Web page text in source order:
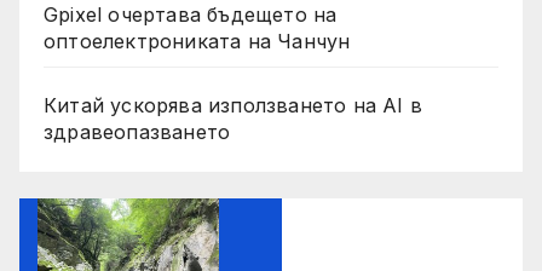
Gpixel очертава бъдещето на
оптоелектрониката на Чанчун
Китай ускорява използването на AI в
здравеопазването